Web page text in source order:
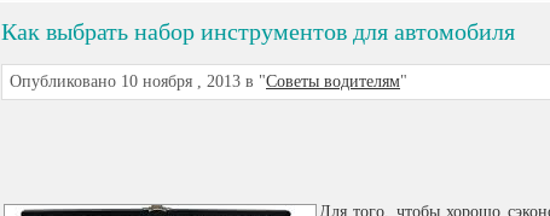
Как выбрать набор инструментов для автомобиля
Опубликовано 10 ноября , 2013 в "Советы водителям"
Для того, чтобы хорошо